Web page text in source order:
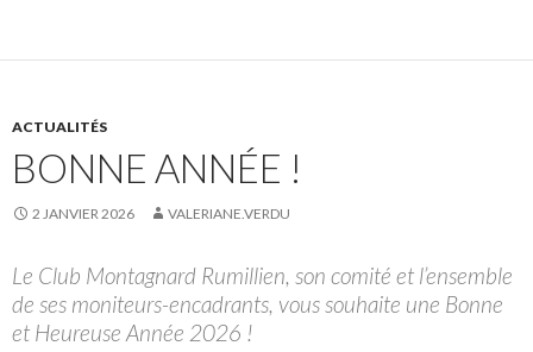
ACTUALITÉS
BONNE ANNÉE !
2 JANVIER 2026 VALERIANE.VERDU
Le Club Montagnard Rumillien, son comité et l’ensemble
de ses moniteurs-encadrants, vous souhaite une Bonne
et Heureuse Année 2026 !